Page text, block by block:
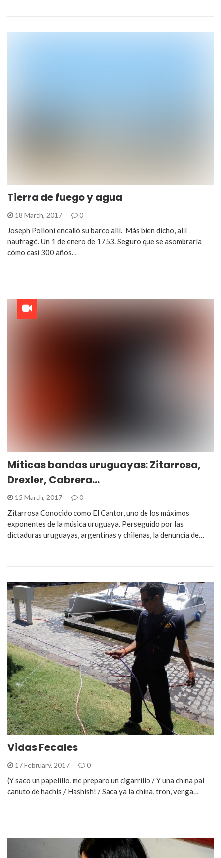
Tierra de fuego y agua
18 March, 2017 0
Joseph Polloni encalló su barco allí. Más bien dicho, allí
naufragó. Un 1 de enero de 1753. Seguro que se asombraría
cómo casi 300 años…
Míticas bandas uruguayas: Zitarrosa,
Drexler, Cabrera…
15 March, 2017 0
Zitarrosa Conocido como El Cantor, uno de los máximos
exponentes de la música uruguaya. Perseguido por las
dictaduras uruguayas, argentinas y chilenas, la denuncia de…
Vidas Fecales
17 February, 2017 0
(Y saco un papelillo, me preparo un cigarrillo / Y una china pal
canuto de hachís / Hashish! / Saca ya la china, tron, venga…